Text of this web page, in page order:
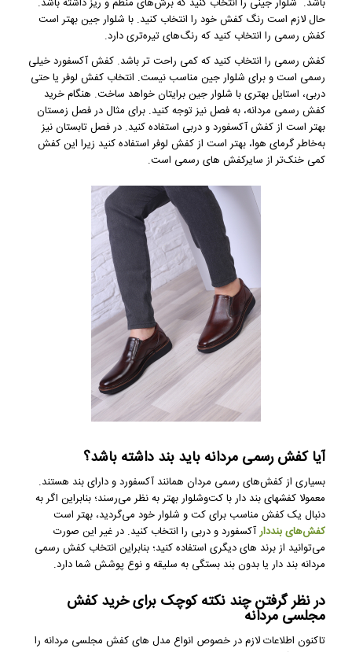
حال لازم است رنگ کفش خود را انتخاب کنید. با شلوار جین بهتر است
کفش رسمی را انتخاب کنید که رنگ‌های تیره‌تری دارد.
کفش رسمی را انتخاب کنید که کمی راحت تر باشد. کفش آکسفورد خیلی
رسمی است و برای شلوار جین مناسب نیست. انتخاب کفش لوفر یا حتی
دربی، استایل بهتری با شلوار جین برایتان خواهد ساخت. هنگام خرید
کفش رسمی مردانه، به فصل نیز توجه کنید. برای مثال در فصل زمستان
بهتر است از کفش آکسفورد و دربی استفاده کنید. در فصل تابستان نیز
به‌خاطر گرمای هوا، بهتر است از کفش لوفر استفاده کنید زیرا این کفش
کمی خنک‌تر از سایرکفش های رسمی است.
آیا کفش رسمی مردانه باید بند داشته باشد؟
بسیاری از کفش‌های رسمی مردان همانند آکسفورد و دارای بند هستند.
معمولا کفشهای بند دار با کت‌وشلوار بهتر به نظر می‌رسند؛ بنابراین اگر به
دنبال یک کفش مناسب برای کت و شلوار خود می‌گردید، بهتر است
کفش‌های بنددارآکسفورد و دربی را انتخاب کنید. در غیر این صورت
می‌توانید از برند های دیگری استفاده کنید؛ بنابراین انتخاب کفش رسمی
مردانه بند دار یا بدون بند بستگی به سلیقه و نوع پوشش شما دارد.
در نظر گرفتن چند نکته کوچک برای خرید کفش
مجلسی مردانه
تاکنون اطلاعات لازم در خصوص انواع مدل های کفش مجلسی مردانه را